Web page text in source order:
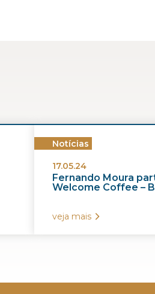
Notícias
17.05.24
Fernando Moura
Welcome Coffee –
veja mais